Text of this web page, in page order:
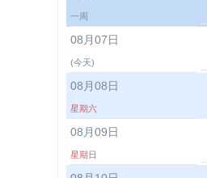
一周
08月07日
(今天)
08月08日
星期六
08月09日
星期日